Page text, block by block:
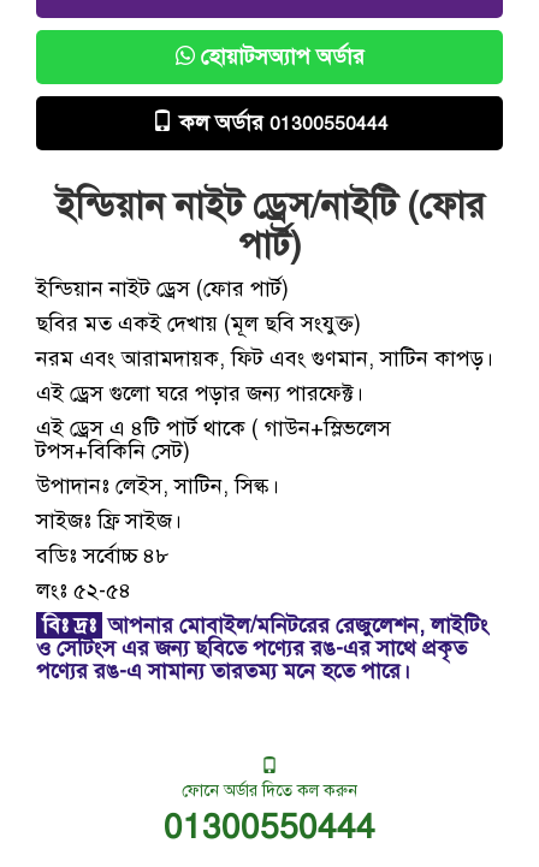
হোয়াটসঅ্যাপ অর্ডার
কল অর্ডার 01300550444
ইন্ডিয়ান নাইট ড্রেস/নাইটি (ফোর
পার্ট)
ইন্ডিয়ান নাইট ড্রেস (ফোর পার্ট)
ছবির মত একই দেখায় (মূল ছবি সংযুক্ত)
নরম এবং আরামদায়ক, ফিট এবং গুণমান, সাটিন কাপড়।
এই ড্রেস গুলো ঘরে পড়ার জন্য পারফেক্ট।
এই ড্রেস এ ৪টি পার্ট থাকে ( গাউন+স্লিভলেস
টপস+বিকিনি সেট)
উপাদানঃ লেইস, সাটিন, সিল্ক।
সাইজঃ ফ্রি সাইজ।
বডিঃ সর্বোচ্চ ৪৮
লংঃ ৫২-৫৪
বিঃ দ্রঃ আপনার মোবাইল/মনিটরের রেজুলেশন, লাইটিং
ও সেটিংস এর জন্য ছবিতে পণ্যের রঙ-এর সাথে প্রকৃত
পণ্যের রঙ-এ সামান্য তারতম্য মনে হতে পারে।
ফোনে অর্ডার দিতে কল করুন
01300550444